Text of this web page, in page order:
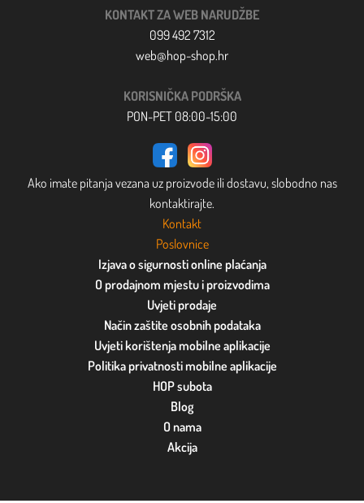
KONTAKT ZA WEB NARUDŽBE
099 492 7312
web@hop-shop.hr
KORISNIČKA PODRŠKA
PON-PET 08:00-15:00
Ako imate pitanja vezana uz proizvode ili dostavu, slobodno nas
kontaktirajte.
Kontakt
Poslovnice
Izjava o sigurnosti online plaćanja
O prodajnom mjestu i proizvodima
Uvjeti prodaje
Način zaštite osobnih podataka
Uvjeti korištenja mobilne aplikacije
Politika privatnosti mobilne aplikacije
HOP subota
Blog
O nama
Akcija